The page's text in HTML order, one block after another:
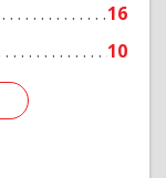
16
10